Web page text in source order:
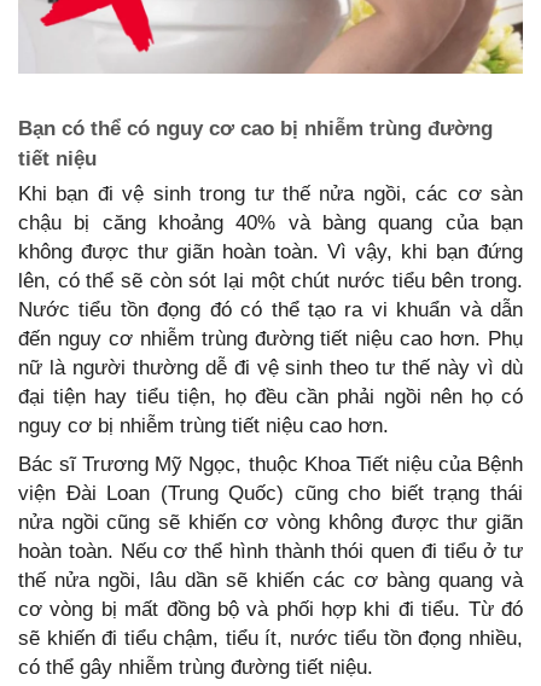
Bạn có thể có nguy cơ cao bị nhiễm trùng đường
tiết niệu
Khi bạn đi vệ sinh trong tư thế nửa ngồi, các cơ sàn
chậu bị căng khoảng 40% và bàng quang của bạn
không được thư giãn hoàn toàn. Vì vậy, khi bạn đứng
lên, có thể sẽ còn sót lại một chút nước tiểu bên trong.
Nước tiểu tồn đọng đó có thể tạo ra vi khuẩn và dẫn
đến nguy cơ nhiễm trùng đường tiết niệu cao hơn. Phụ
nữ là người thường dễ đi vệ sinh theo tư thế này vì dù
đại tiện hay tiểu tiện, họ đều cần phải ngồi nên họ có
nguy cơ bị nhiễm trùng tiết niệu cao hơn.
Bác sĩ Trương Mỹ Ngọc, thuộc Khoa Tiết niệu của Bệnh
viện Đài Loan (Trung Quốc) cũng cho biết trạng thái
nửa ngồi cũng sẽ khiến cơ vòng không được thư giãn
hoàn toàn. Nếu cơ thể hình thành thói quen đi tiểu ở tư
thế nửa ngồi, lâu dần sẽ khiến các cơ bàng quang và
cơ vòng bị mất đồng bộ và phối hợp khi đi tiểu. Từ đó
sẽ khiến đi tiểu chậm, tiểu ít, nước tiểu tồn đọng nhiều,
có thể gây nhiễm trùng đường tiết niệu.